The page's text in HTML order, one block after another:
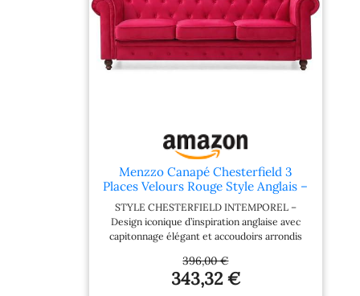
Menzzo Canapé Chesterfield 3
Places Velours Rouge Style Anglais –
Sofa Design Classique Chic
STYLE CHESTERFIELD INTEMPOREL –
Design iconique d’inspiration anglaise avec
capitonnage élégant et accoudoirs arrondis
agréable au toucher qui apporte une touche
chic et chaleureuse à votre intérieur
396,00 €
343,32 €